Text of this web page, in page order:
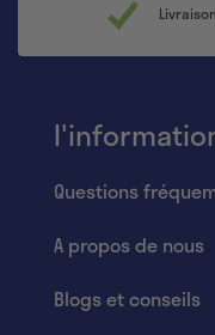
Questions
A propos de nous
Blogs et conseils